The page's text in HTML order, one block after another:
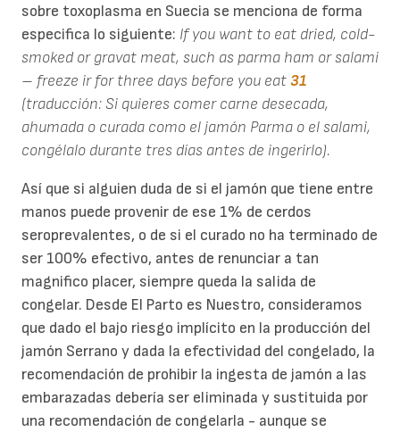
sobre toxoplasma en Suecia se menciona de forma
especifica lo siguiente: If you want to eat dried, cold-
smoked or gravat meat, such as parma ham or salami
– freeze ir for three days before you eat31
(traducción: Si quieres comer carne desecada,
ahumada o curada como el jamón Parma o el salami,
congélalo durante tres días antes de ingerirlo).
Así que si alguien duda de si el jamón que tiene entre
manos puede provenir de ese 1% de cerdos
seroprevalentes, o de si el curado no ha terminado de
ser 100% efectivo, antes de renunciar a tan
magnifico placer, siempre queda la salida de
congelar. Desde El Parto es Nuestro, consideramos
que dado el bajo riesgo implícito en la producción del
jamón Serrano y dada la efectividad del congelado, la
recomendación de prohibir la ingesta de jamón a las
embarazadas debería ser eliminada y sustituida por
una recomendación de congelarla - aunque se